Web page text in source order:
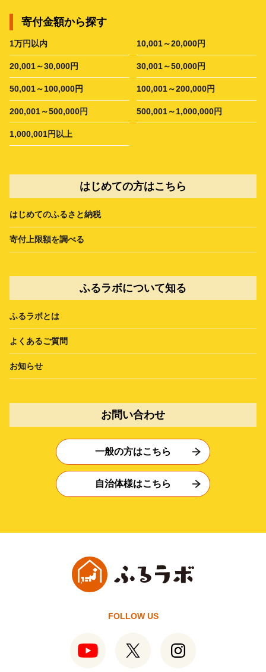
寄付金額から探す
1万円以内 10,001～20,000円
20,001～30,000円 30,001～50,000円
50,001～100,000円 100,001～200,000円
200,001～500,000円 500,001～1,000,000円
1,000,001円以上
はじめての方はこちら
はじめてのふるさと納税
寄付上限額を調べる
ふるラボについて知る
ふるラボとは
よくあるご質問
お知らせ
お問い合わせ
一般の方はこちら
自治体様はこちら
FOLLOW US